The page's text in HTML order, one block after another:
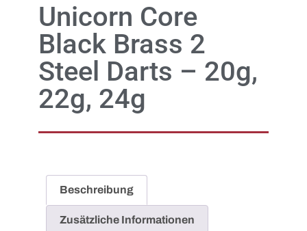
Unicorn Core
Black Brass 2
Steel Darts – 20g,
22g, 24g
Beschreibung
Zusätzliche Informationen